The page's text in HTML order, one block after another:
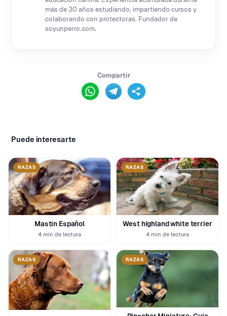
más de 30 años estudiando, impartiendo cursos y
colaborando con protectoras. Fundador de
soyunperro.com.
Compartir
Puede interesarte
RAZAS
Mastín Español
4 min de lectura
RAZAS
West highland white terrier
4 min de lectura
RAZAS RAZAS